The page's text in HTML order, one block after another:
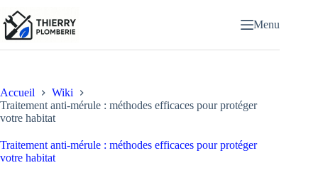
au
contenu
Menu
Accueil
Wiki
Traitement anti-mérule : méthodes efficaces pour protéger
votre habitat
Traitement anti-mérule : méthodes efficaces pour protéger
votre habitat